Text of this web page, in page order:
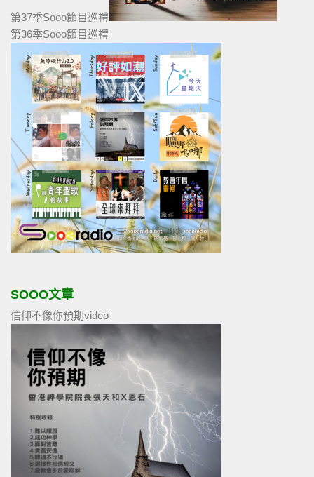
第37季Sooo節目巡禮
第36季Sooo節目巡禮
SOOO文章
信仰不像你預期video